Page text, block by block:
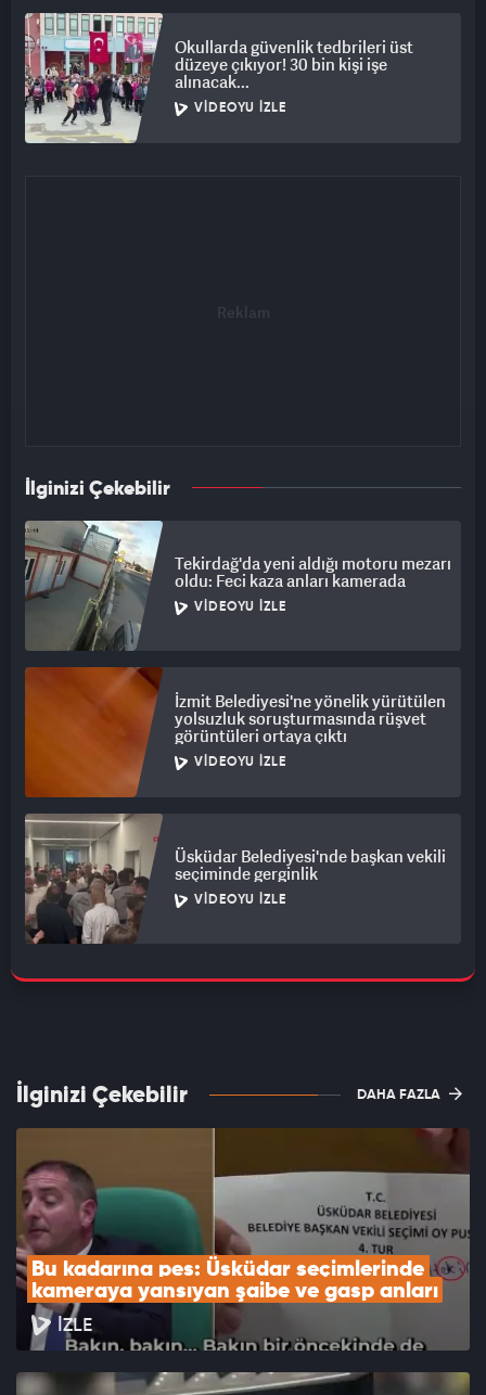
Okullarda güvenlik tedbrileri üst
düzeye çıkıyor! 30 bin kişi işe
alınacak...
VIDEOYU İZLE
İlginizi Çekebilir
Tekirdağ'da yeni aldığı motoru mezarı
oldu: Feci kaza anları kamerada
VIDEOYU İZLE
İzmit Belediyesi'ne yönelik yürütülen
yolsuzluk soruşturmasında rüşvet
görüntüleri ortaya çıktı
VIDEOYU İZLE
Üsküdar Belediyesi'nde başkan vekili
seçiminde gerginlik
VIDEOYU İZLE
İlginizi Çekebilir DAHA FAZLA
Bu kadarına pes: Üsküdar seçimlerinde
kameraya yansıyan şaibe ve gasp anları
İZLE